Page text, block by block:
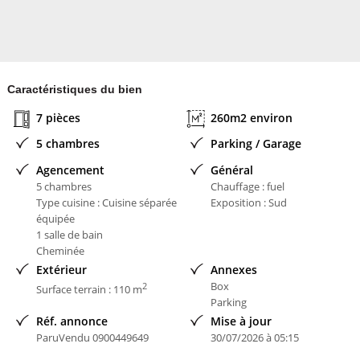
- MAURY Delphine
- Agent commercial
- RSAC N° 891 842 452
- Plus d'informations sur www.pyrenees-immobilier.com (réf.
Les informations sur les risques auxquels ce bien est exposé sont
disponibles sur le site Géorisques :
Numéro de mandat : 18232
Précision localisation : centre ville, animations, commerces, bus
Honoraires à la charge du Vendeur
Caractéristiques du bien
7 pièces
260m2 environ
5 chambres
Parking / Garage
Agencement
5 chambres
Type cuisine : Cuisine séparée
équipée
1 salle de bain
Cheminée
Général
Chauffage : fuel
Exposition : Sud
Extérieur
Surface terrain : 110 m2
Annexes
Box
Parking
Réf. annonce
ParuVendu 0900449649
Mise à jour
30/07/2026 à 05:15